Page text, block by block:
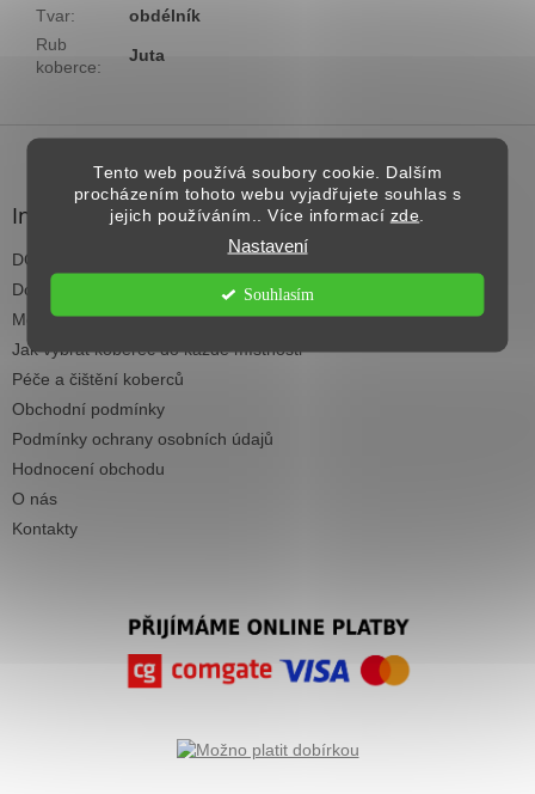
Tento web používá soubory cookie. Dalším
procházením tohoto webu vyjadřujete souhlas s
jejich používáním.. Více informací zde
Nastavení
Souhlasím
Tvar:
obdélník
Rub
koberce:
Juta
Informace pro vás
DOPRAVA NAD 2.500,- KČ ZDARMA
Dodací termíny
Možnosti platby
Jak vybrat koberec do každé místnosti
Péče a čištění koberců
Obchodní podmínky
Podmínky ochrany osobních údajů
Hodnocení obchodu
O nás
Kontakty